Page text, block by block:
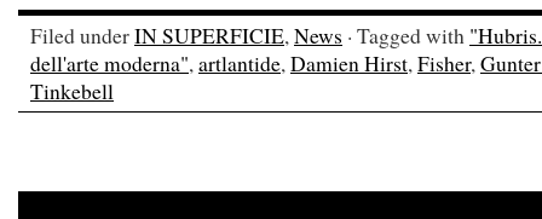
Filed underIN SUPERFICIE,News · Tagged with
dell'arte moderna",artlantide,Damien Hirst,Fisher,
Tinkebell